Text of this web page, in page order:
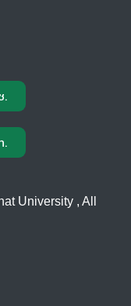
.
.
University , All